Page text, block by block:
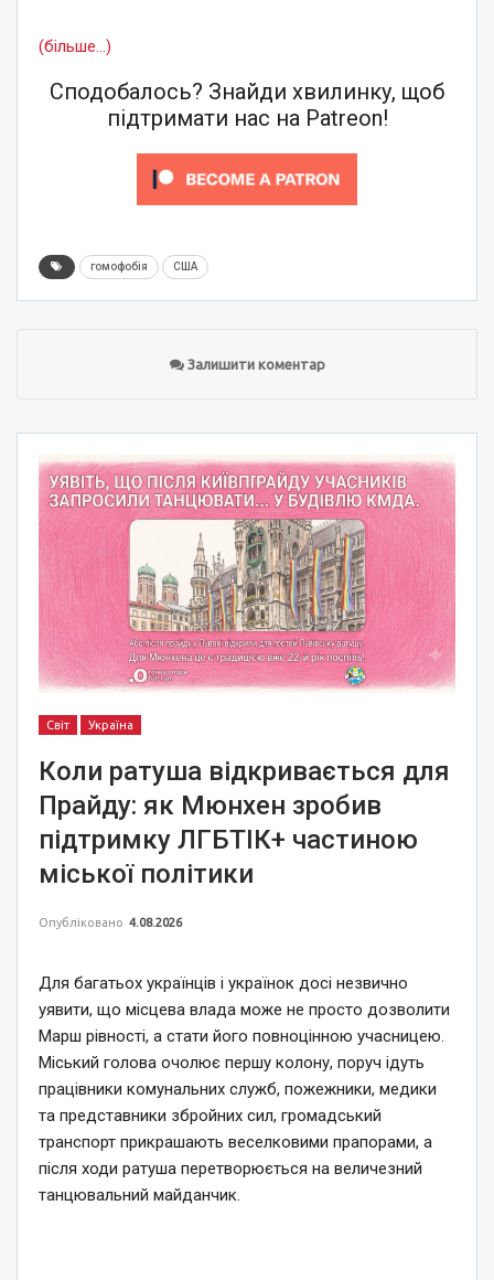
(більше…)
Сподобалось? Знайди хвилинку, щоб
підтримати нас на Patreon!
гомофобія США
Залишити коментар
Світ Україна
Коли ратуша відкривається для
Прайду: як Мюнхен зробив
підтримку ЛГБТІК+ частиною
міської політики
Опубліковано 4.08.2026
Для багатьох українців і українок досі незвично
уявити, що місцева влада може не просто дозволити
Марш рівності, а стати його повноцінною учасницею.
Міський голова очолює першу колону, поруч ідуть
працівники комунальних служб, пожежники, медики
та представники збройних сил, громадський
транспорт прикрашають веселковими прапорами, а
після ходи ратуша перетворюється на величезний
танцювальний майданчик.